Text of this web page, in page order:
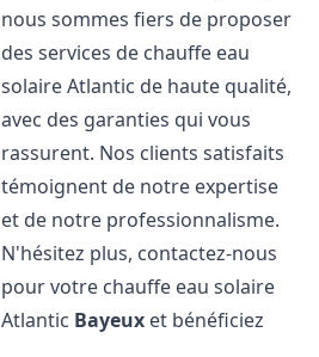
nous sommes fiers de proposer
des services de chauffe eau
solaire Atlantic de haute qualité,
avec des garanties qui vous
rassurent. Nos clients satisfaits
témoignent de notre expertise
et de notre professionnalisme.
N'hésitez plus, contactez-nous
pour votre chauffe eau solaire
Atlantic Bayeux et bénéficiez